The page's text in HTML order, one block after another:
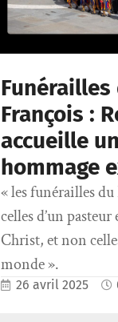
François :
accueille
hommage
« les funérailles
celles d’un
Christ, et non
monde ».
26 avril 2025